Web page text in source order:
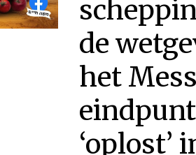
de
het
‘oplost’